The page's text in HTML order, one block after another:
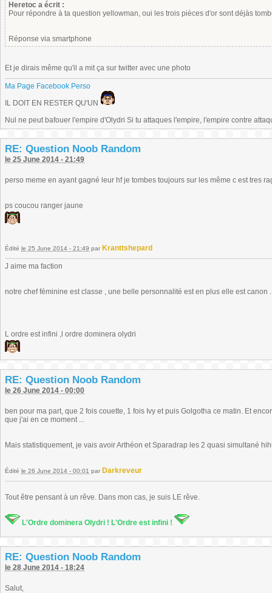
Heretoc a écrit :
Pour répondre à ta question yellowman, oui les trois pièces d'or sont déjàs
Réponse via smartphone
Et je dirais même qu'il a mit ça sur twitter avec une photo
Ma Page Facebook Perso
IL DOIT EN RESTER QU'UN
Nul ne peut bafouer l'empire d'Olydri Si tu attaques l'empire, l'empire contre
RE: Question Noob Random
le 25 June 2014 - 21:49
perso meme en ayant gagné leur hf je tombes toujours sur les même c est tres
ps coucou ranger jaune
Édité le 25 June 2014 - 21:49 par Kranttshepard
J aime ma faction
notre chef féminine est classe , une belle personnalité est en plus elle est canon
L ordre est infini ,l ordre dominera olydri
RE: Question Noob Random
le 26 June 2014 - 00:00
ben pour ma part, que 2 fois couette, 1 fois Ivy et puis Golgotha ce matin. Et
que j'ai en ce moment ...
Mais statistiquement, je vais avoir Arthéon et Sparadrap les 2 quasi simultané
Édité le 26 June 2014 - 00:01 par Darkreveur
Tout être pensant à un rêve. Dans mon cas, je suis LE rêve.
L'Ordre dominera Olydri ! L'Ordre est infini !
RE: Question Noob Random
le 28 June 2014 - 18:24
Salut,